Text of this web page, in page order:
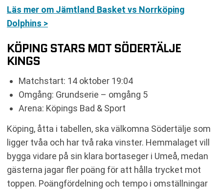
Läs mer om Jämtland Basket vs Norrköping
Dolphins >
KÖPING STARS MOT SÖDERTÄLJE
KINGS
Matchstart: 14 oktober 19:04
Omgång: Grundserie – omgång 5
Arena: Köpings Bad & Sport
Köping, åtta i tabellen, ska välkomna Södertälje som
ligger tvåa och har två raka vinster. Hemmalaget vill
bygga vidare på sin klara bortaseger i Umeå, medan
gästerna jagar fler poäng för att hålla trycket mot
toppen. Poängfördelning och tempo i omställningar